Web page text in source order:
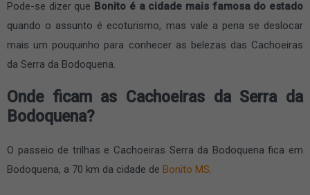
Pode-se dizer que Bonito é a cidade mais famosa do estado
quando o assunto é ecoturismo, mas vale a pena se deslocar
mais um pouquinho para conhecer as belezas das Cachoeiras
da Serra da Bodoquena.
Onde ficam as Cachoeiras da Serra da
Bodoquena?
O passeio de trilhas e Cachoeiras Serra da Bodoquena fica em
Bodoquena, a 70 km da cidade de Bonito MS